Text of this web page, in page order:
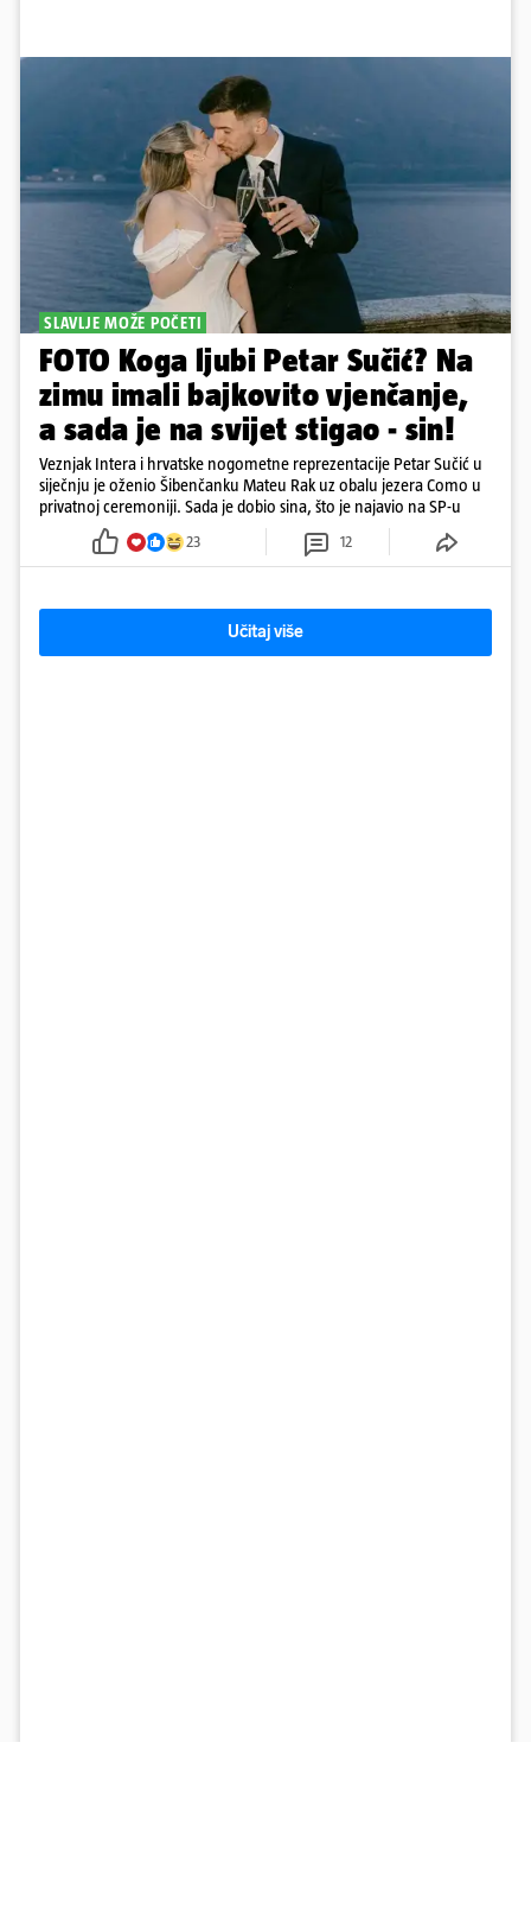
SLAVLJE MOŽE POČETI
FOTO Koga ljubi Petar Sučić? Na
zimu imali bajkovito vjenčanje,
a sada je na svijet stigao - sin!
Veznjak Intera i hrvatske nogometne reprezentacije Petar Sučić u
siječnju je oženio Šibenčanku Mateu Rak uz obalu jezera Como u
privatnoj ceremoniji. Sada je dobio sina, što je najavio na SP-u
23 12
Učitaj više